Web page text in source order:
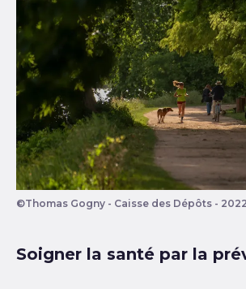
Des personnes courent,
©Thomas Gogny - Caisse des Dépôts - 2022
Soigner la santé par la